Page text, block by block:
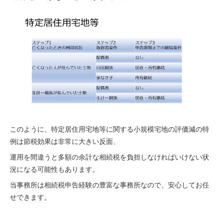
このように、特定居住用宅地等に関する小規模宅地の評価減の特
例は節税効果は非常に大きい反面、
運用を間違うと多額の余計な相続税を負担しなければいけない状
況になる可能性もあります。
当事務所は相続税申告経験の豊富な事務所なので、安心してお任
せできます。